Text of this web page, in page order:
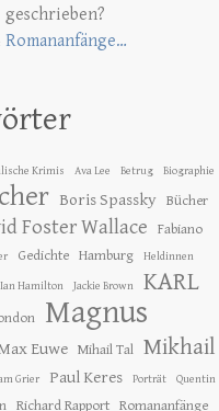
geschrieben?
Romananfänge…
Krimis Ava Lee Betrug Biographie
Boris Spassky Bücher
Foster Wallace
Fabiano
Gedichte Hamburg Heldinnen
Ian Hamilton Jackie Brown KARL
Magnus
Euwe Mihail Tal Mikhail
Grier Paul Keres Porträt Quentin
Richard Rapport Romananfänge